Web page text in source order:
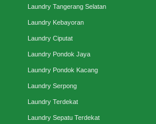
Laundry Tangerang Selatan
Laundry Kebayoran
Laundry Ciputat
Laundry Pondok Jaya
Laundry Pondok Kacang
Laundry Serpong
Laundry Terdekat
Laundry Sepatu Terdekat